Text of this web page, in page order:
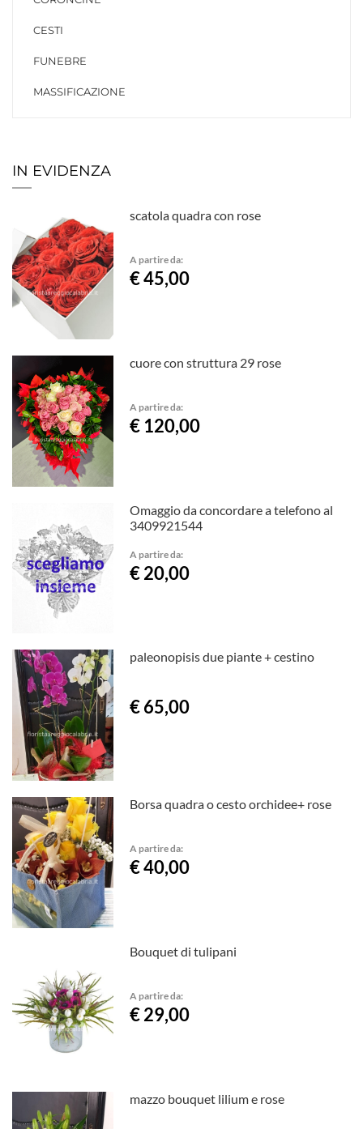
CESTI
FUNEBRE
MASSIFICAZIONE
IN EVIDENZA
scatola quadra con rose
A partire da:
€ 45,00
cuore con struttura 29 rose
A partire da:
€ 120,00
Omaggio da concordare a telefono al
3409921544
A partire da:
€ 20,00
paleonopisis due piante + cestino
€ 65,00
Borsa quadra o cesto orchidee+ rose
A partire da:
€ 40,00
Bouquet di tulipani
A partire da:
€ 29,00
mazzo bouquet lilium e rose